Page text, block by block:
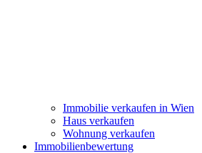
Immobilie verkaufen in Wien
Haus verkaufen
Wohnung verkaufen
Immobilienbewertung